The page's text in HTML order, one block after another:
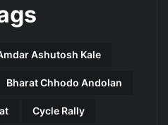
Ashutosh Kale
Bharat Chhodo Andolan
Cycle Rally